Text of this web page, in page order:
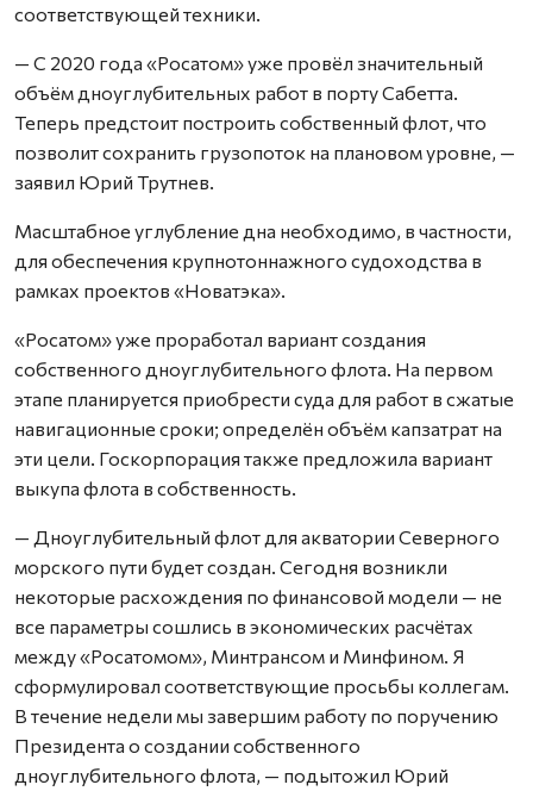
соответствующей техники.
— С 2020 года «Росатом» уже провёл значительный
объём дноуглубительных работ в порту Сабетта.
Теперь предстоит построить собственный флот, что
позволит сохранить грузопоток на плановом уровне, —
заявил Юрий Трутнев.
Масштабное углубление дна необходимо, в частности,
для обеспечения крупнотоннажного судоходства в
рамках проектов «Новатэка».
«Росатом» уже проработал вариант создания
собственного дноуглубительного флота. На первом
этапе планируется приобрести суда для работ в сжатые
навигационные сроки; определён объём капзатрат на
эти цели. Госкорпорация также предложила вариант
выкупа флота в собственность.
— Дноуглубительный флот для акватории Северного
морского пути будет создан. Сегодня возникли
некоторые расхождения по финансовой модели — не
все параметры сошлись в экономических расчётах
между «Росатомом», Минтрансом и Минфином. Я
сформулировал соответствующие просьбы коллегам.
В течение недели мы завершим работу по поручению
Президента о создании собственного
дноуглубительного флота, — подытожил Юрий